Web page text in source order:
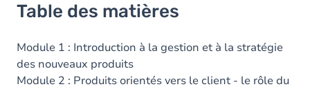
Table des matières
Module 1 : Introduction à la gestion et à la stratégie
des nouveaux produits
Module 2 : Produits orientés vers le client - le rôle du